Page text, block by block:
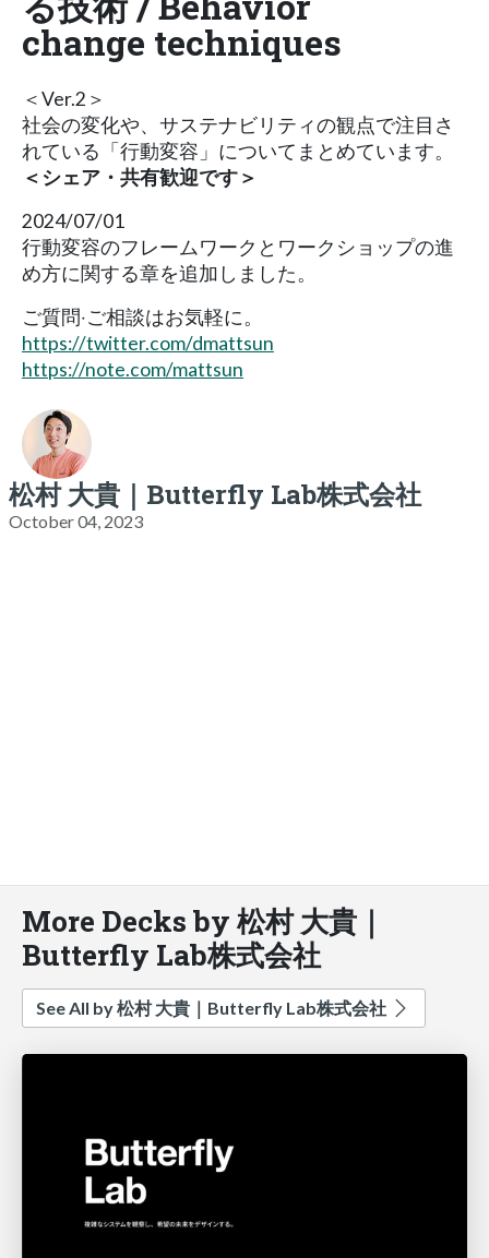
change techniques
＜Ver.2＞
社会の変化や、サステナビリティの観点で注目さ
れている「行動変容」についてまとめています。
＜シェア・共有歓迎です＞
2024/07/01
行動変容のフレームワークとワークショップの進
め方に関する章を追加しました。
ご質問‧ご相談はお気軽に。
https://twitter.com/dmattsun
https://note.com/mattsun
松村 大貴｜Butterfly Lab株式会社
October 04, 2023
More Decks by 松村 大貴｜
Butterfly Lab株式会社
See All by 松村 大貴｜Butterfly Lab株式会社